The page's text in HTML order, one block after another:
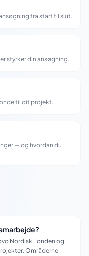
fra start til slut.
styrker din ansøgning.
til dit projekt.
— og hvordan du
Nordisk Fonden og
Områderne